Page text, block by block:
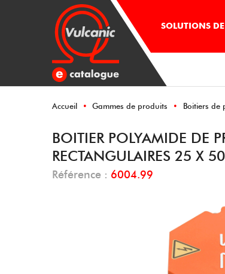
SOLUTIONS DE
Accueil Gammes de produits Boitiers de
BOITIER POLYAMIDE DE
RECTANGULAIRES 25 X 50
Référence : 6004.99